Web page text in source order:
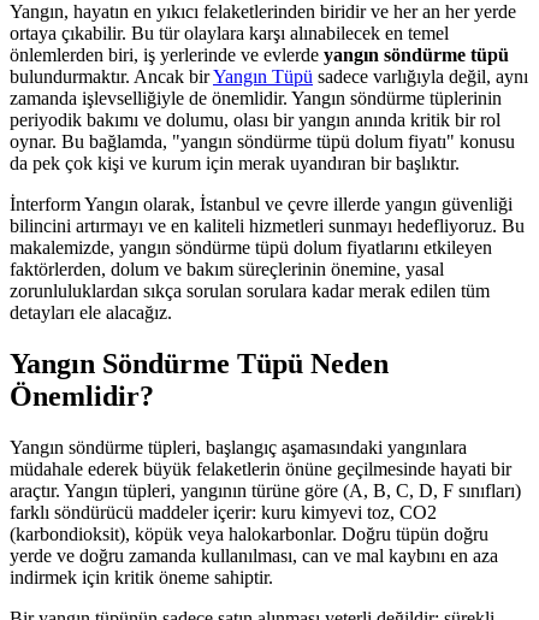
Yangın, hayatın en yıkıcı felaketlerinden biridir ve her an her yerde
ortaya çıkabilir. Bu tür olaylara karşı alınabilecek en temel
önlemlerden biri, iş yerlerinde ve evlerde yangın söndürme tüpü
bulundurmaktır. Ancak birYangın Tüpü sadece varlığıyla değil, aynı
zamanda işlevselliğiyle de önemlidir. Yangın söndürme tüplerinin
periyodik bakımı ve dolumu, olası bir yangın anında kritik bir rol
oynar. Bu bağlamda, "yangın söndürme tüpü dolum fiyatı" konusu
da pek çok kişi ve kurum için merak uyandıran bir başlıktır.
İnterform Yangın olarak, İstanbul ve çevre illerde yangın güvenliği
bilincini artırmayı ve en kaliteli hizmetleri sunmayı hedefliyoruz. Bu
makalemizde, yangın söndürme tüpü dolum fiyatlarını etkileyen
faktörlerden, dolum ve bakım süreçlerinin önemine, yasal
zorunluluklardan sıkça sorulan sorulara kadar merak edilen tüm
detayları ele alacağız.
Yangın Söndürme Tüpü Neden
Önemlidir?
Yangın söndürme tüpleri, başlangıç aşamasındaki yangınlara
müdahale ederek büyük felaketlerin önüne geçilmesinde hayati bir
araçtır. Yangın tüpleri, yangının türüne göre (A, B, C, D, F sınıfları)
farklı söndürücü maddeler içerir: kuru kimyevi toz, CO2
(karbondioksit), köpük veya halokarbonlar. Doğru tüpün doğru
yerde ve doğru zamanda kullanılması, can ve mal kaybını en aza
indirmek için kritik öneme sahiptir.